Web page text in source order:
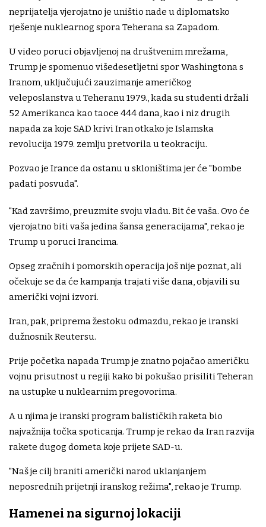
neprijatelja vjerojatno je uništio nade u diplomatsko
rješenje nuklearnog spora Teherana sa Zapadom.
U video poruci objavljenoj na društvenim mrežama,
Trump je spomenuo višedesetljetni spor Washingtona s
Iranom, uključujući zauzimanje američkog
veleposlanstva u Teheranu 1979., kada su studenti držali
52 Amerikanca kao taoce 444 dana, kao i niz drugih
napada za koje SAD krivi Iran otkako je Islamska
revolucija 1979. zemlju pretvorila u teokraciju.
Pozvao je Irance da ostanu u skloništima jer će "bombe
padati posvuda".
"Kad završimo, preuzmite svoju vladu. Bit će vaša. Ovo će
vjerojatno biti vaša jedina šansa generacijama", rekao je
Trump u poruci Irancima.
Opseg zračnih i pomorskih operacija još nije poznat, ali
očekuje se da će kampanja trajati više dana, objavili su
američki vojni izvori.
Iran, pak, priprema žestoku odmazdu, rekao je iranski
dužnosnik Reutersu.
Prije početka napada Trump je znatno pojačao američku
vojnu prisutnost u regiji kako bi pokušao prisiliti Teheran
na ustupke u nuklearnim pregovorima.
A u njima je iranski program balističkih raketa bio
najvažnija točka spoticanja. Trump je rekao da Iran razvija
rakete dugog dometa koje prijete SAD-u.
"Naš je cilj braniti američki narod uklanjanjem
neposrednih prijetnji iranskog režima", rekao je Trump.
Hamenei na sigurnoj lokaciji